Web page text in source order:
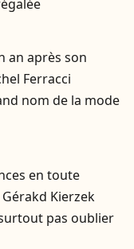
an après son
Ferracci
nom de la mode
en toute
Kierzek
pas oublier